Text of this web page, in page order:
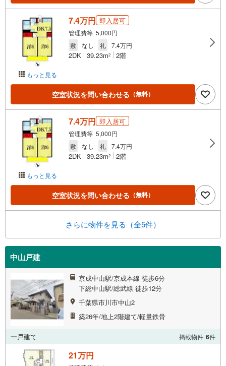
もっと見る
7.4万円 即入居可
管理費等 5,000円
敷
なし 礼 7.4万円
2DK 39.23m2 2階
空室状況を問い合わせる （無料）
もっと見る
7.4万円 即入居可
管理費等 5,000円
敷
なし 礼 7.4万円
2DK 39.23m2 2階
空室状況を問い合わせる （無料）
さらに物件を見る（全5件）
中山戸建
京成中山駅/京成本線 徒歩6分
下総中山駅/総武線 徒歩12分
千葉県市川市中山2
築26年/地上2階建て/軽量鉄骨
一戸建て 掲載物件 6件
21万円